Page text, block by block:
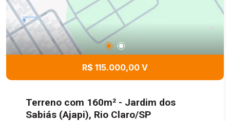
R$ 115.000,00 V
Terreno com 160m² - Jardim dos
Sabiás (Ajapi), Rio Claro/SP